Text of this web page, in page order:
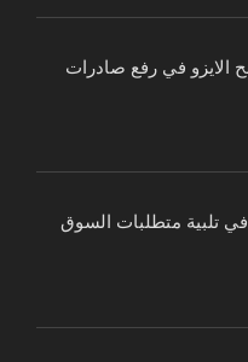
الايزو في رفع صادرات
تلبية متطلبات السوق